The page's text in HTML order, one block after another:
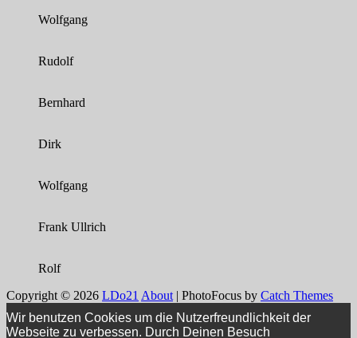
Wolfgang
Rudolf
Bernhard
Dirk
Wolfgang
Frank Ullrich
Rolf
Copyright © 2026 LDo21 About | PhotoFocus by Catch Themes
Wir benutzen Cookies um die Nutzerfreundlichkeit der
Webseite zu verbessen. Durch Deinen Besuch